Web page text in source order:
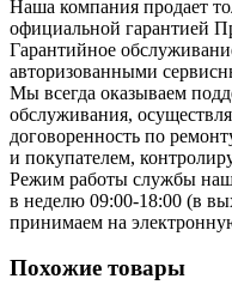
Наша компания продает
официальной гарантией
Гарантийное
авторизованными
Мы всегда оказываем
обслуживания,
договоренность по
и покупателем,
Режим работы службы
в неделю 09:00-18:00 (в
принимаем на
Похожие товары